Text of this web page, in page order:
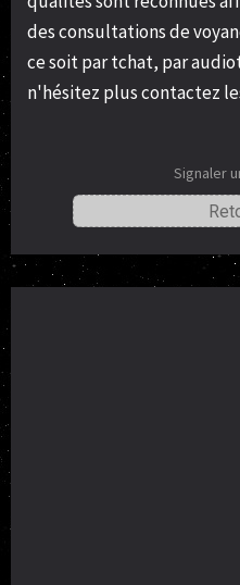
des consultations de
ce soit par tchat, par
n'hésitez plus contactez
Signaler